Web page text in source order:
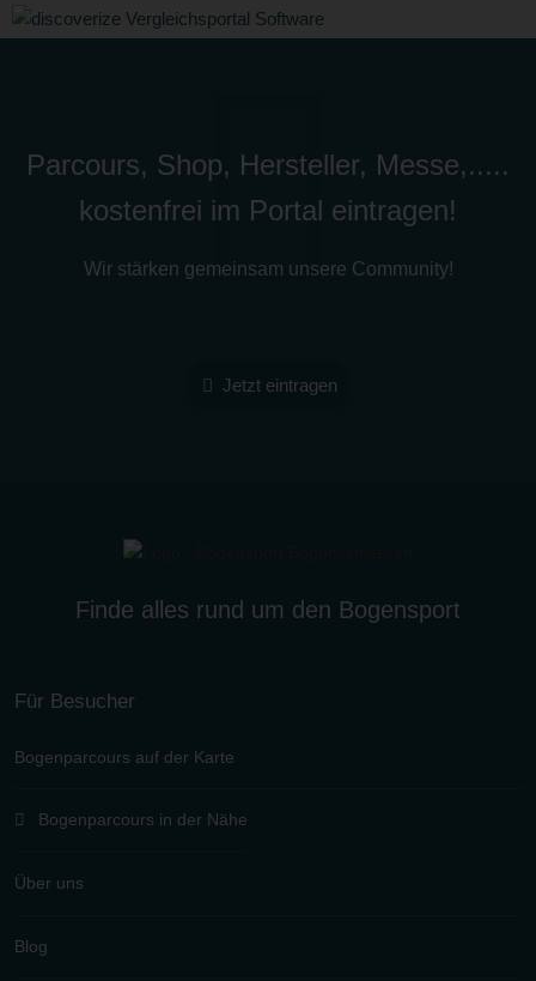
Parcours, Shop, Hersteller, Messe,.....
kostenfrei im Portal eintragen!
Wir stärken gemeinsam unsere Community!
Jetzt eintragen
Finde alles rund um den Bogensport
Für Besucher
Bogenparcours auf der Karte
Bogenparcours in der Nähe
Über uns
Blog